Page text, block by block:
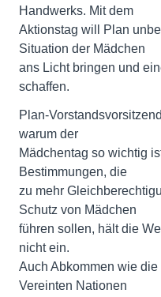
Handwerks. Mit dem
Aktionstag will Plan
Situation der Mädchen
ans Licht bringen und
schaffen.
Plan-
warum der
Mädchentag so wichtig
Bestimmungen, die
zu mehr
Schutz von Mädchen
führen sollen, hält die
nicht ein.
Auch Abkommen wie
Vereinten Nationen